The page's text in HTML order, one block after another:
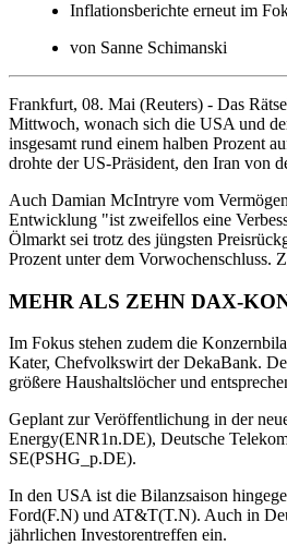
Inflationsberichte erneut im
von Sanne Schimanski
Frankfurt, 08. Mai (Reuters) - Das
Mittwoch, wonach sich die USA und
insgesamt rund einem halben Prozent
drohte der US-Präsident, den Iran von
Auch Damian McIntryre vom
Entwicklung "ist zweifellos eine
Ölmarkt sei trotz des jüngsten
Prozent unter dem Vorwochenschluss.
MEHR ALS ZEHN DAX-
Im Fokus stehen zudem die
Kater, Chefvolkswirt der DekaBank.
größere Haushaltslöcher und
Geplant zur Veröffentlichung in der
Energy(ENR1n.DE), Deutsche
SE(PSHG_p.DE).
In den USA ist die Bilanzsaison
Ford(F.N) und AT&T(T.N). Auch in
jährlichen Investorentreffen ein.